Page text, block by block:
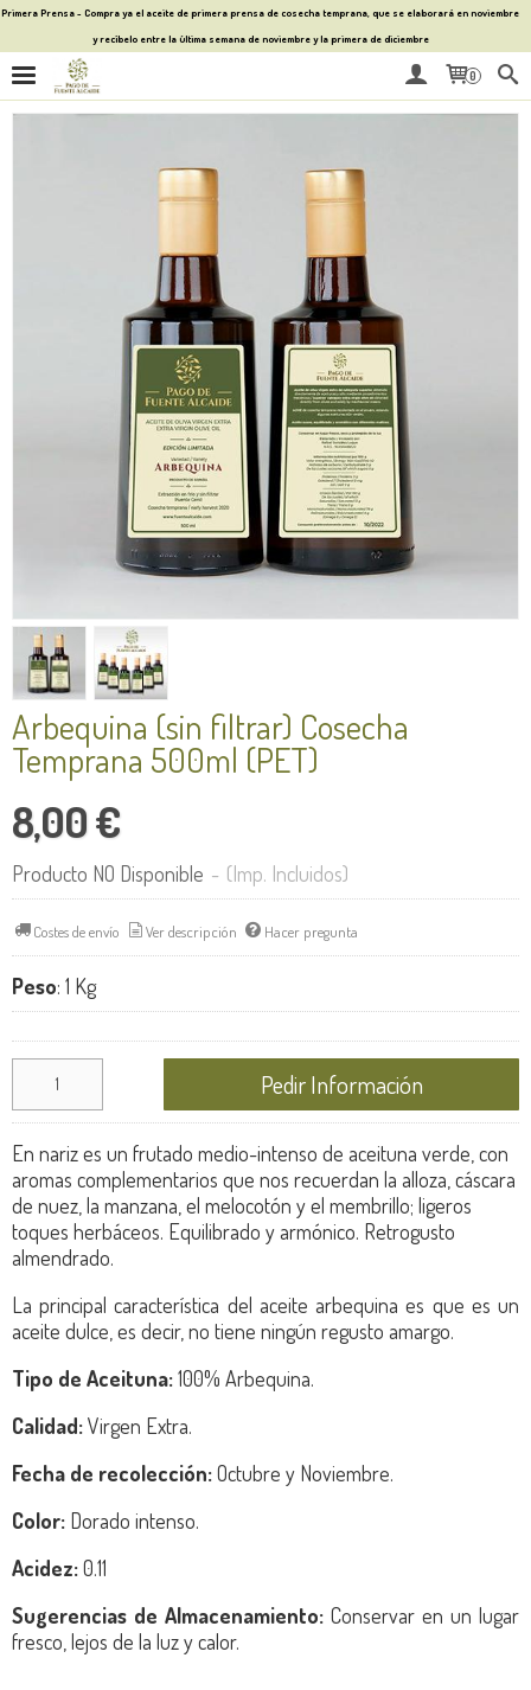
Primera Prensa - Compra ya el aceite de primera prensa de cosecha temprana, que se elaborará en noviembre
y recíbelo entre la última semana de noviembre y la primera de diciembre
0
Arbequina (sin filtrar) Cosecha
Temprana 500ml (PET)
8,00 €
Producto NO Disponible - (Imp. Incluidos)
Costes de envío Ver descripción Hacer pregunta
Peso: 1 Kg
Pedir Información
En nariz es un frutado medio-intenso de aceituna verde, con
aromas complementarios que nos recuerdan la alloza, cáscara
de nuez, la manzana, el melocotón y el membrillo; ligeros
toques herbáceos. Equilibrado y armónico. Retrogusto
almendrado.
La principal característica del aceite arbequina es que es un
aceite dulce, es decir, no tiene ningún regusto amargo.
Tipo de Aceituna:100% Arbequina.
Calidad:Virgen Extra.
Fecha de recolección:Octubre y Noviembre.
Color: Dorado intenso.
Acidez:0.11
Sugerencias de Almacenamiento: Conservar en un lugar
fresco, lejos de la luz y calor.